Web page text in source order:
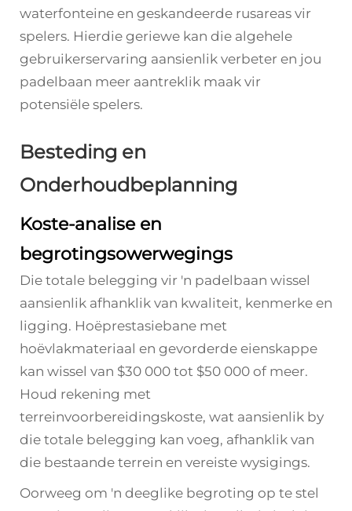
waterfonteine en geskandeerde rusareas vir
spelers. Hierdie geriewe kan die algehele
gebruikerservaring aansienlik verbeter en jou
padelbaan meer aantreklik maak vir
potensiële spelers.
Besteding en
Onderhoudbeplanning
Koste-analise en
begrotingsowerwegings
Die totale belegging vir 'n padelbaan wissel
aansienlik afhanklik van kwaliteit, kenmerke en
ligging. Hoëprestasiebane met
hoëvlakmateriaal en gevorderde eienskappe
kan wissel van $30 000 tot $50 000 of meer.
Houd rekening met
terreinvoorbereidingskoste, wat aansienlik by
die totale belegging kan voeg, afhanklik van
die bestaande terrein en vereiste wysigings.
Oorweeg om 'n deeglike begroting op te stel